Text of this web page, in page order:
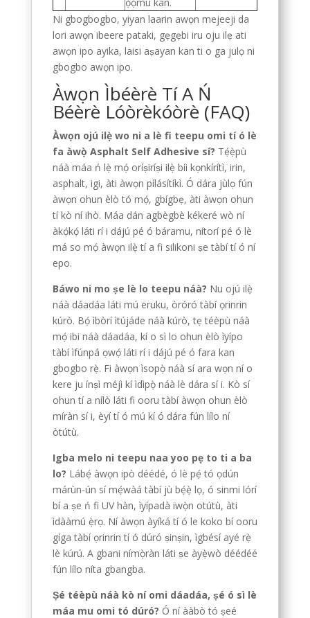
Ni gbogbogbo, yiyan laarin awọn mejeeji da
lori awọn ibeere pataki, gẹgẹbi iru oju ilẹ ati
awọn ipo ayika, laisi aṣayan kan ti o ga julọ ni
gbogbo awọn ipo.
Àwọn Ìbéèrè Tí A Ń
Béèrè Lóòrèkóòrè (FAQ)
Àwọn ojú ilẹ̀ wo ni a lè fi teepu omi tí ó lè
fa àwọ̀ Asphalt Self Adhesive sí? Tẹ́ẹ̀pù
náà máa ń lẹ̀ mọ́ oríṣiríṣi ilẹ̀ bíi kọnkírítì, irin,
asphalt, igi, àti àwọn pílásítíkì. Ó dára jùlọ fún
àwọn ohun èlò tó mọ́, gbígbẹ, àti àwọn ohun
tí kò ní ihò. Máa dán agbègbè kékeré wò ní
àkọ́kọ́ láti rí i dájú pé ó báramu, nítorí pé ó lè
má so mọ́ àwọn ilẹ̀ tí a fi silikoni ṣe tàbí tí ó ní
epo.
Báwo ni mo ṣe lè lo teepu náà? Nu ojú ilẹ̀
náà dáadáa láti mú eruku, òróró tàbí ọrinrin
kúrò. Bọ́ ìbòrí ìtújáde náà kúrò, tẹ téèpù náà
mọ́ ibi náà dáadáa, kí o sì lo ohun èlò ìyípo
tàbí ìfúnpá ọwọ́ láti rí i dájú pé ó fara kan
gbogbo rẹ̀. Fi àwọn ìsopọ̀ náà sí ara wọn ní o
kere ju ínṣì méjì kí ìdìpọ̀ náà lè dára sí i. Kò sí
ohun tí a nílò láti fi ooru tàbí àwọn ohun èlò
míràn sí i, èyí tí ó mú kí ó dára fún lílo ní
òtútù.
Igba melo ni teepu naa yoo pẹ to ti a ba
lo? Lábẹ́ àwọn ipò déédé, ó lè pẹ́ tó ọdún
márùn-ún sí mẹ́wàá tàbí jù bẹ́ẹ̀ lọ, ó sinmi lórí
bí a ṣe ń fi UV hàn, ìyípadà iwọ̀n otútù, àti
ìdààmú ẹ̀rọ. Ní àwọn àyíká tí ó le koko bí ooru
gíga tàbí ọrinrin tí ó dúró ṣinṣin, ìgbésí ayé rẹ̀
lè kúrú. A gbani nímọ̀ràn láti ṣe àyẹ̀wò déédéé
fún lílo níta gbangba.
Ṣé téèpù náà kò ní omi dáadáa, ṣé ó sì lè
máa mu omi tó dúró? Ó ní ààbò tó ṣeé